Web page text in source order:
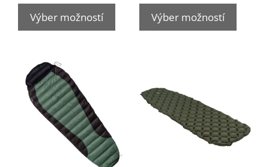
63,90 €
through
93,90 €
Výber možností
produkt
má
môžete
stránke
Výber možností
má
vybrať
na